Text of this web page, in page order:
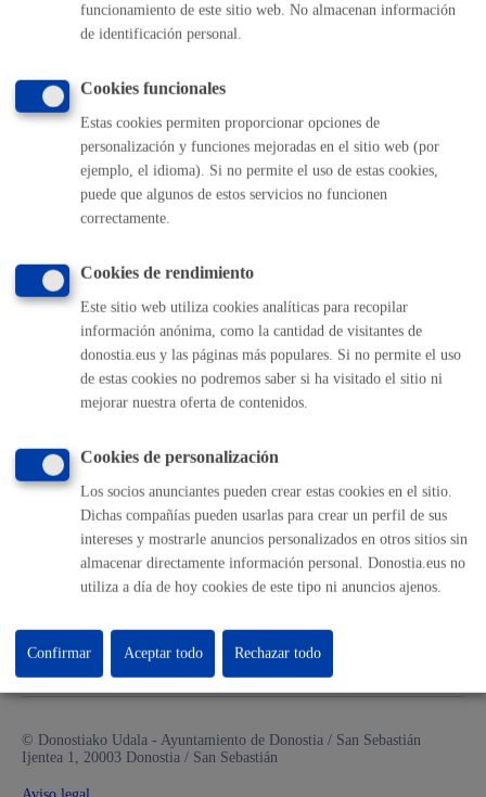
(gratuito desde Donostia / San Sebastián)
Buzón de la ciudadanía
Informar de un error en la web
Enlaces útiles
Ofertas de empleo
Sede electrónica
Mapas - GeoDonostia
Sala de prensa
Otras páginas web corporativas
Donostia Kirola
Donostia Kultura
Donostia Turismo
Fomento de San Sebastián
© Donostiako Udala - Ayuntamiento de Donostia / San Sebastián
Ijentea 1, 20003 Donostia / San Sebastián
Aviso legal
funcionamiento de este sitio web. No almacenan información
de identificación personal.
Cookies funcionales
Estas cookies permiten proporcionar opciones de
personalización y funciones mejoradas en el sitio web (por
ejemplo, el idioma). Si no permite el uso de estas cookies,
puede que algunos de estos servicios no funcionen
correctamente.
Cookies de rendimiento
Este sitio web utiliza cookies analíticas para recopilar
información anónima, como la cantidad de visitantes de
donostia.eus y las páginas más populares. Si no permite el uso
de estas cookies no podremos saber si ha visitado el sitio ni
mejorar nuestra oferta de contenidos.
Cookies de personalización
Los socios anunciantes pueden crear estas cookies en el sitio.
Dichas compañías pueden usarlas para crear un perfil de sus
intereses y mostrarle anuncios personalizados en otros sitios sin
almacenar directamente información personal. Donostia.eus no
utiliza a día de hoy cookies de este tipo ni anuncios ajenos.
Rechazar todo
Confirmar Aceptar todo